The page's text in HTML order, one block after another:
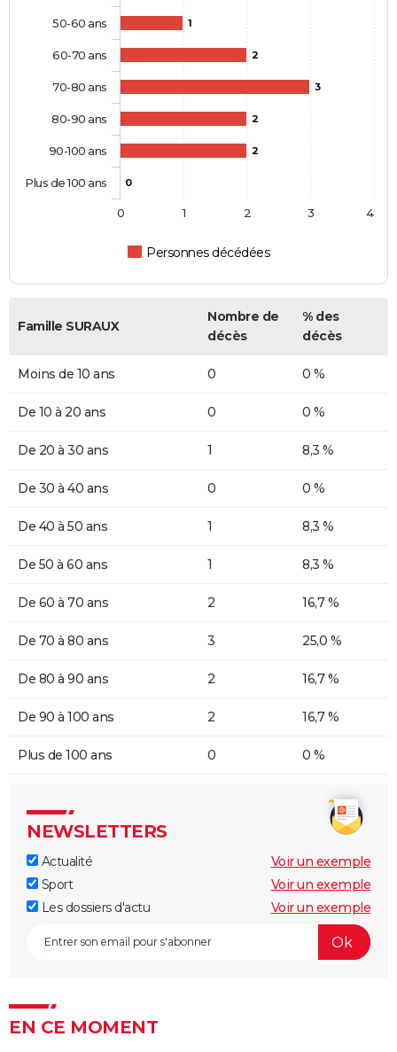
1
2
3
2
2
0
Personnes décédées
50-60 ans
60-70 ans
70-80 ans
80-90 ans
90-100 ans
Plus de 100 ans
0 1 2 3 4
Famille SURAUX
Nombre de
décès
% des
décès
Moins de 10 ans 0 0 %
De 10 à 20 ans 0 0 %
De 20 à 30 ans 1 8,3 %
De 30 à 40 ans 0 0 %
De 40 à 50 ans 1 8,3 %
De 50 à 60 ans 1 8,3 %
De 60 à 70 ans 2 16,7 %
De 70 à 80 ans 3 25,0 %
De 80 à 90 ans 2 16,7 %
De 90 à 100 ans 2 16,7 %
Plus de 100 ans 0 0 %
NEWSLETTERS
Actualité
Voir un exemple
Sport
Voir un exemple
Les dossiers d'actu
Voir un exemple
EN CE MOMENT